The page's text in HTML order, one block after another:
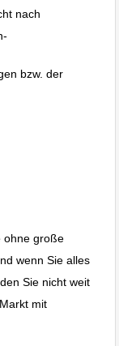
nach
bzw. der
ohne große
wenn Sie alles
Sie nicht weit
mit